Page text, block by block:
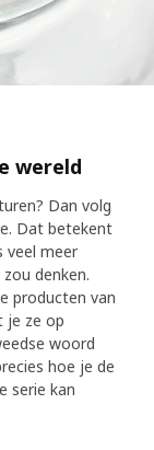
wereld
Dan volg
Dat betekent
veel meer
denken.
producten van
je ze op
woord
hoe je de
serie kan